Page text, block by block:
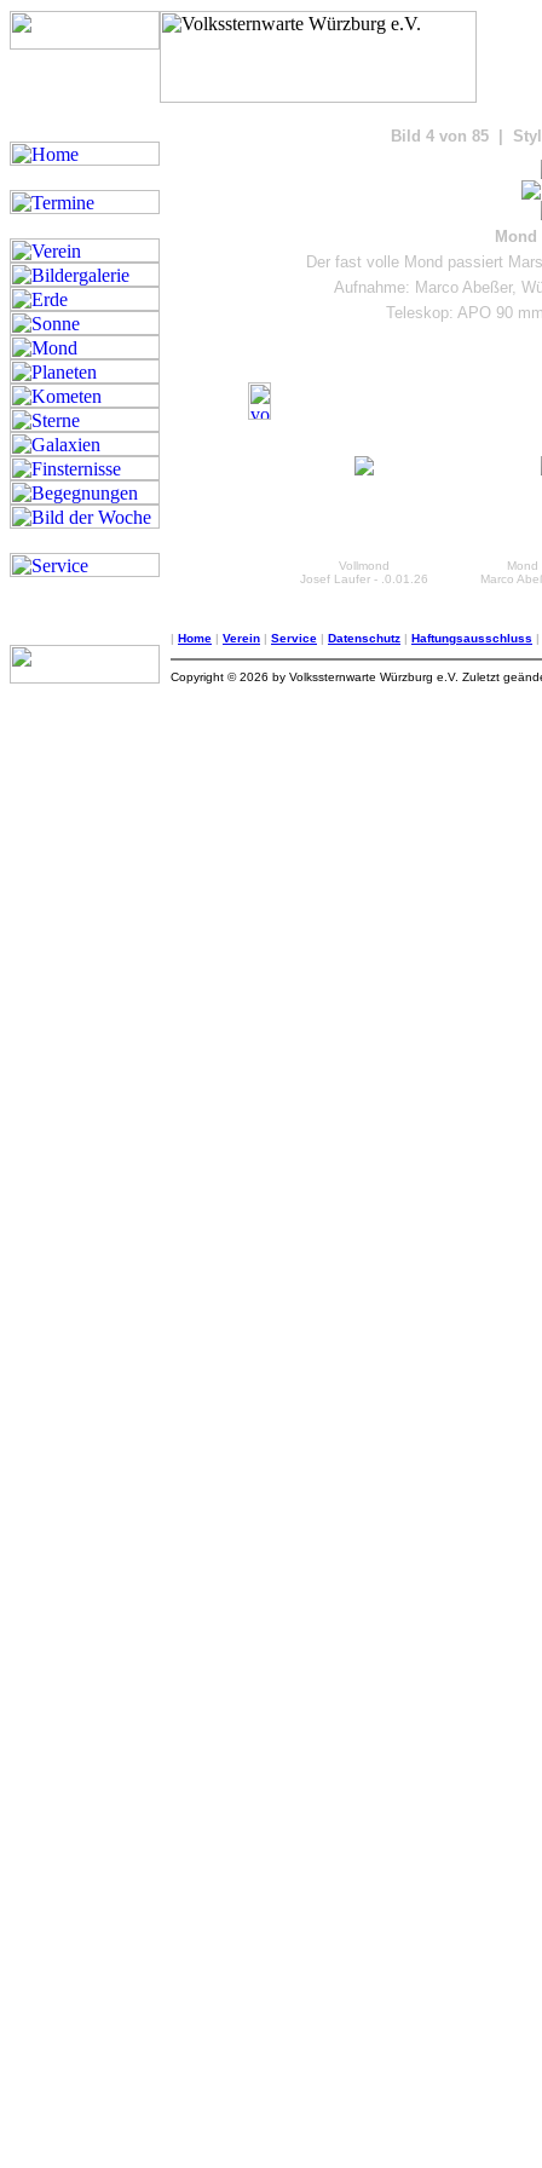
Bild 4 von 85 |
Mond
Der fast volle Mond passiert
Aufnahme: Marco Abeßer,
Teleskop: APO 90
Vollmond
Josef Laufer - .0.01.26
Mond
Marco
| Home | Verein | Service | Datenschutz | Haftungsausschluss |
Copyright © 2026 by Volkssternwarte Würzburg e.V. Zuletzt